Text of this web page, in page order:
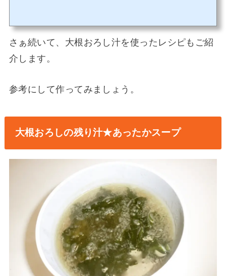
さぁ続いて、大根おろし汁を使ったレシピもご紹
介します。
参考にして作ってみましょう。
大根おろしの残り汁★あったかスープ